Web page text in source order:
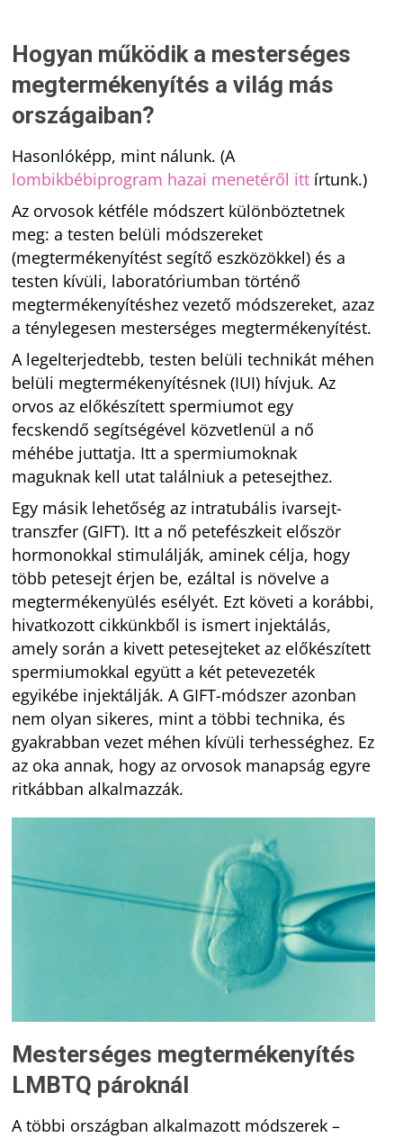
Hogyan működik a mesterséges
megtermékenyítés a világ más
országaiban?
Hasonlóképp, mint nálunk. (A
lombikbébiprogram hazai menetéről itt írtunk.)
Az orvosok kétféle módszert különböztetnek
meg: a testen belüli módszereket
(megtermékenyítést segítő eszközökkel) és a
testen kívüli, laboratóriumban történő
megtermékenyítéshez vezető módszereket, azaz
a ténylegesen mesterséges megtermékenyítést.
A legelterjedtebb, testen belüli technikát méhen
belüli megtermékenyítésnek (IUI) hívjuk. Az
orvos az előkészített spermiumot egy
fecskendő segítségével közvetlenül a nő
méhébe juttatja. Itt a spermiumoknak
maguknak kell utat találniuk a petesejthez.
Egy másik lehetőség az intratubális ivarsejt-
transzfer (GIFT). Itt a nő petefészkeit először
hormonokkal stimulálják, aminek célja, hogy
több petesejt érjen be, ezáltal is növelve a
megtermékenyülés esélyét. Ezt követi a korábbi,
hivatkozott cikkünkből is ismert injektálás,
amely során a kivett petesejteket az előkészített
spermiumokkal együtt a két petevezeték
egyikébe injektálják. A GIFT-módszer azonban
nem olyan sikeres, mint a többi technika, és
gyakrabban vezet méhen kívüli terhességhez. Ez
az oka annak, hogy az orvosok manapság egyre
ritkábban alkalmazzák.
Mesterséges megtermékenyítés
LMBTQ pároknál
A többi országban alkalmazott módszerek –